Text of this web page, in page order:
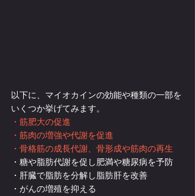
以下に、マイオカインの効能や種類の一部を
いくつか挙げてみます。
・筋肥大の促進
・筋肉の増強や代謝を促進
・骨格筋の成長代謝、骨形成や筋肉の再生
・糖や脂肪代謝を促し肥満や糖尿病を予防
・肝臓で脂肪を分解し脂肪肝を改善
・がんの増殖を抑える